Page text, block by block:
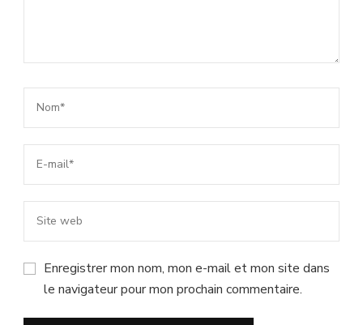
Enregistrer mon nom, mon e-mail et mon site dans
le navigateur pour mon prochain commentaire.